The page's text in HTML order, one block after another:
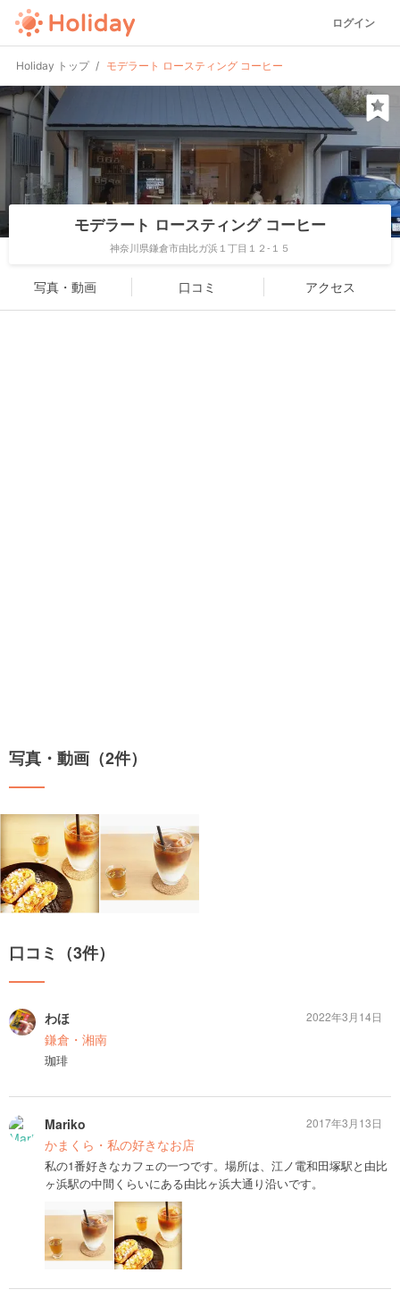
ログイン
Holiday トップ モデラート ロースティング コーヒー
モデラート ロースティング コーヒー
神奈川県鎌倉市由比ガ浜１丁目１２-１５
写真・動画 口コミ アクセス
写真・動画（2件）
口コミ（3件）
わほ
鎌倉・湘南
珈琲
2022年3月14日
Mariko
かまくら・私の好きなお店
私の1番好きなカフェの一つです。場所は、江ノ電和田塚駅と由比
ヶ浜駅の中間くらいにある由比ヶ浜大通り沿いです。
2017年3月13日